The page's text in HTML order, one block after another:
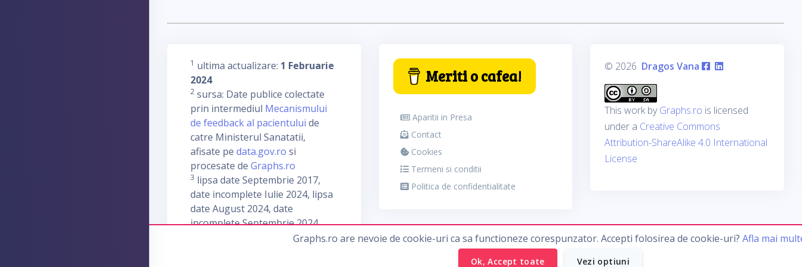
Graphs.ro are nevoie de cookie-uri ca sa functioneze corespunzator. Accepti folosirea de cookie-uri? Afla mai
Ok, Accept toate Vezi optiuni
1 ultima actualizare: 1 Februarie
2024
2 sursa: Date publice colectate
prin intermediul Mecanismului
de feedback al pacientului de
catre Ministerul Sanatatii,
afisate pe data.gov.ro si
procesate de Graphs.ro
3 lipsa date Septembrie 2017,
date incomplete Iulie 2024, lipsa
date August 2024, date
incomplete Septembrie 2024
Meriti o cafea!
Aparitii in Presa
Contact
Cookies
Termeni si conditii
Politica de confidentialitate
© 2026 Dragos Vana
This work byGraphs.ro is licensed
under a Creative Commons
Attribution-ShareAlike 4.0 International
License